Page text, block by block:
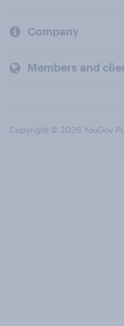
Company
Members and
Copyright © 2026 YouGov